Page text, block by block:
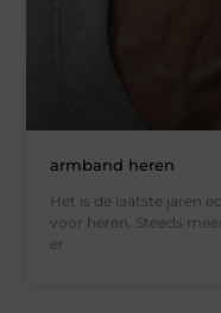
armband heren
Het is de laatste jaren
voor heren. Steeds
er